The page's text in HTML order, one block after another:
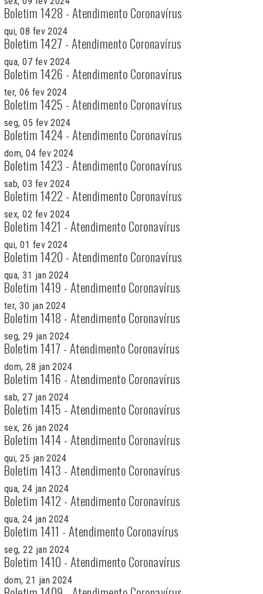
Boletim 1428 - Atendimento Coronavírus
qui, 08 fev 2024
Boletim 1427 - Atendimento Coronavírus
qua, 07 fev 2024
Boletim 1426 - Atendimento Coronavírus
ter, 06 fev 2024
Boletim 1425 - Atendimento Coronavírus
seg, 05 fev 2024
Boletim 1424 - Atendimento Coronavírus
dom, 04 fev 2024
Boletim 1423 - Atendimento Coronavírus
sab, 03 fev 2024
Boletim 1422 - Atendimento Coronavírus
sex, 02 fev 2024
Boletim 1421 - Atendimento Coronavírus
qui, 01 fev 2024
Boletim 1420 - Atendimento Coronavírus
qua, 31 jan 2024
Boletim 1419 - Atendimento Coronavírus
ter, 30 jan 2024
Boletim 1418 - Atendimento Coronavírus
seg, 29 jan 2024
Boletim 1417 - Atendimento Coronavírus
dom, 28 jan 2024
Boletim 1416 - Atendimento Coronavírus
sab, 27 jan 2024
Boletim 1415 - Atendimento Coronavírus
sex, 26 jan 2024
Boletim 1414 - Atendimento Coronavírus
qui, 25 jan 2024
Boletim 1413 - Atendimento Coronavírus
qua, 24 jan 2024
Boletim 1412 - Atendimento Coronavírus
qua, 24 jan 2024
Boletim 1411 - Atendimento Coronavírus
seg, 22 jan 2024
Boletim 1410 - Atendimento Coronavírus
dom, 21 jan 2024